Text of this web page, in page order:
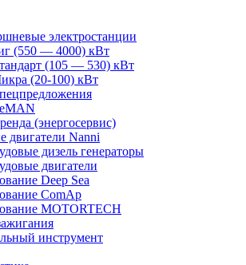
электростанции
(550 — 4000) кВт
(105 — 530) кВт
(20-100) кВт
(энергосервис)
двигатели Nanni
дизель генераторы
двигатели
Deep Sea
ComAp
MOTORTECH
инструмент